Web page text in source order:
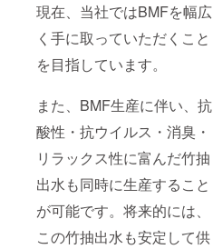
現在、当社ではBMFを幅広
く手に取っていただくこと
を目指しています。
また、BMF生産に伴い、抗
酸性・抗ウイルス・消臭・
リラックス性に富んだ竹抽
出水も同時に生産すること
が可能です。将来的には、
この竹抽出水も安定して供